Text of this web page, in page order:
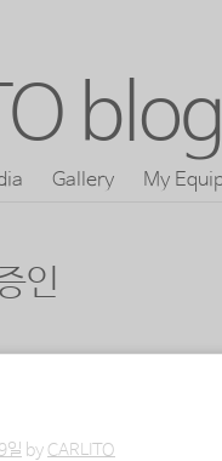
blog
Gallery My
인
일 by CARLITO